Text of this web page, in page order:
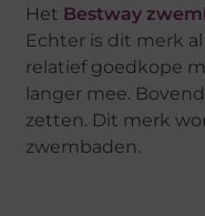
Het Bestway
Echter is dit merk
relatief goedkope
langer mee.
zetten. Dit merk
zwembaden.